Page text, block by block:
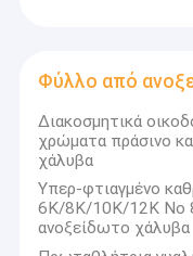
Αρχική Σελίδα
Προϊόντα
Βίντεο
Σχετικά με εμάς
Φύλλο από
Διακοσμητικά
χρώματα πράσινο
χάλυβα
Υπερ-φτιαγμένο
6K/8K/10K/12K No
ανοξείδωτο χάλυβα